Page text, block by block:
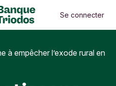
Se connecter
à empêcher l’exode rural en